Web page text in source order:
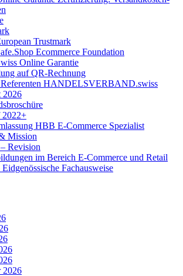
Trustmark
Ecommerce Foundation
Online Garantie
auf QR-Rechnung
Referenten HANDELSVERBAND.swiss
2026
2022+
HBB E-Commerce Spezialist
Mission
Revision
im Bereich E-Commerce und Retail
Fachausweise
2026